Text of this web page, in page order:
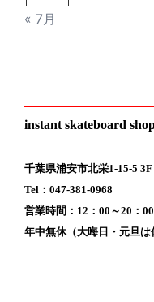
« 7月
instant skateboard
千葉県浦安市北栄1-15-5 3F
Tel：047-381-0968
営業時間：12：00～20：00
年中無休（大晦日・元旦は